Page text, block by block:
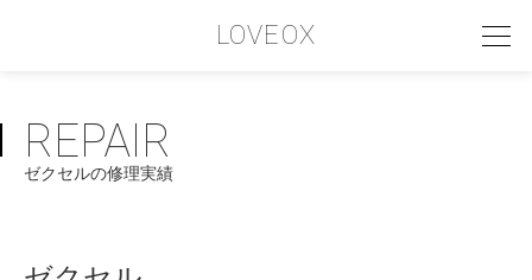
LOVEOX
PHILOSOPHY
フィロソフィー
会社情報
REPAIR
ゼクセルの修理実績